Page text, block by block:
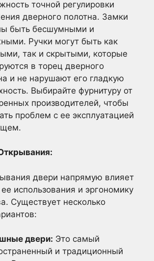
точной регулировки
дверного полотна. Замки
быть бесшумными и
Ручки могут быть как
так и скрытыми, которые
в торец дверного
и не нарушают его гладкую
Выбирайте фурнитуру от
производителей, чтобы
проблем с ее эксплуатацией
двери напрямую влияет
использования и эргономику
Существует несколько
двери: Это самый
и традиционный